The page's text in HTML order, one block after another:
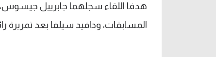
المسابقات، ودافيد سيلفا بعد تمريرة